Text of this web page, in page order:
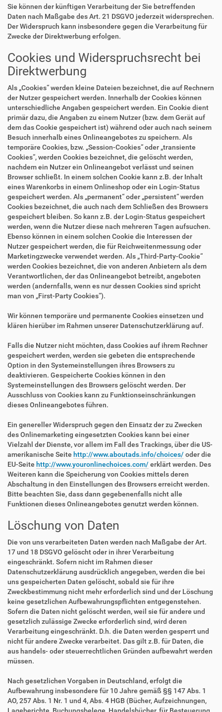
Sie können der künftigen Verarbeitung der Sie betreffenden
Daten nach Maßgabe des Art. 21 DSGVO jederzeit widersprechen.
Der Widerspruch kann insbesondere gegen die Verarbeitung für
Zwecke der Direktwerbung erfolgen.
Cookies und Widerspruchsrecht bei
Direktwerbung
Als „Cookies“ werden kleine Dateien bezeichnet, die auf Rechnern
der Nutzer gespeichert werden. Innerhalb der Cookies können
unterschiedliche Angaben gespeichert werden. Ein Cookie dient
primär dazu, die Angaben zu einem Nutzer (bzw. dem Gerät auf
dem das Cookie gespeichert ist) während oder auch nach seinem
Besuch innerhalb eines Onlineangebotes zu speichern. Als
temporäre Cookies, bzw. „Session-Cookies“ oder „transiente
Cookies“, werden Cookies bezeichnet, die gelöscht werden,
nachdem ein Nutzer ein Onlineangebot verlässt und seinen
Browser schließt. In einem solchen Cookie kann z.B. der Inhalt
eines Warenkorbs in einem Onlineshop oder ein Login-Status
gespeichert werden. Als „permanent“ oder „persistent“ werden
Cookies bezeichnet, die auch nach dem Schließen des Browsers
gespeichert bleiben. So kann z.B. der Login-Status gespeichert
werden, wenn die Nutzer diese nach mehreren Tagen aufsuchen.
Ebenso können in einem solchen Cookie die Interessen der
Nutzer gespeichert werden, die für Reichweitenmessung oder
Marketingzwecke verwendet werden. Als „Third-Party-Cookie“
werden Cookies bezeichnet, die von anderen Anbietern als dem
Verantwortlichen, der das Onlineangebot betreibt, angeboten
werden (andernfalls, wenn es nur dessen Cookies sind spricht
man von „First-Party Cookies“).
Wir können temporäre und permanente Cookies einsetzen und
klären hierüber im Rahmen unserer Datenschutzerklärung auf.
Falls die Nutzer nicht möchten, dass Cookies auf ihrem Rechner
gespeichert werden, werden sie gebeten die entsprechende
Option in den Systemeinstellungen ihres Browsers zu
deaktivieren. Gespeicherte Cookies können in den
Systemeinstellungen des Browsers gelöscht werden. Der
Ausschluss von Cookies kann zu Funktionseinschränkungen
dieses Onlineangebotes führen.
Ein genereller Widerspruch gegen den Einsatz der zu Zwecken
des Onlinemarketing eingesetzten Cookies kann bei einer
Vielzahl der Dienste, vor allem im Fall des Trackings, über die US-
amerikanische Seite http://www.aboutads.info/choices/ oder die
EU-Seite http://www.youronlinechoices.com/ erklärt werden. Des
Weiteren kann die Speicherung von Cookies mittels deren
Abschaltung in den Einstellungen des Browsers erreicht werden.
Bitte beachten Sie, dass dann gegebenenfalls nicht alle
Funktionen dieses Onlineangebotes genutzt werden können.
Löschung von Daten
Die von uns verarbeiteten Daten werden nach Maßgabe der Art.
17 und 18 DSGVO gelöscht oder in ihrer Verarbeitung
eingeschränkt. Sofern nicht im Rahmen dieser
Datenschutzerklärung ausdrücklich angegeben, werden die bei
uns gespeicherten Daten gelöscht, sobald sie für ihre
Zweckbestimmung nicht mehr erforderlich sind und der Löschung
keine gesetzlichen Aufbewahrungspflichten entgegenstehen.
Sofern die Daten nicht gelöscht werden, weil sie für andere und
gesetzlich zulässige Zwecke erforderlich sind, wird deren
Verarbeitung eingeschränkt. D.h. die Daten werden gesperrt und
nicht für andere Zwecke verarbeitet. Das gilt z.B. für Daten, die
aus handels- oder steuerrechtlichen Gründen aufbewahrt werden
müssen.
Nach gesetzlichen Vorgaben in Deutschland, erfolgt die
Aufbewahrung insbesondere für 10 Jahre gemäß §§ 147 Abs. 1
AO, 257 Abs. 1 Nr. 1 und 4, Abs. 4 HGB (Bücher, Aufzeichnungen,